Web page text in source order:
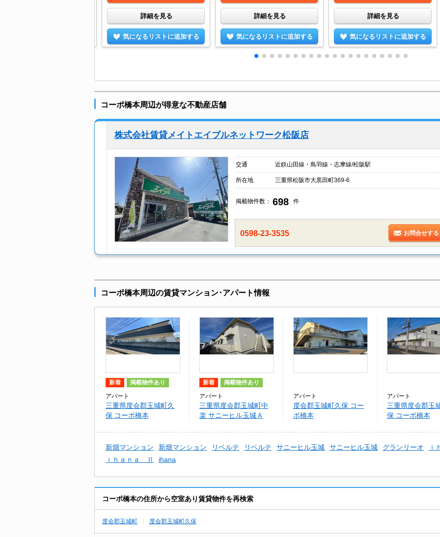
詳細を見る
気になるリストに追加する
詳細を見る
気になるリストに追加する
詳細を見る
気になるリストに追加する
コーポ橋本周辺が得意な不動産店舗
株式会社賃貸メイトエイブルネットワーク松阪店
交通 近鉄山田線・鳥羽線・志摩線/松阪駅
所在地 三重県松阪市大黒田町369-6
掲載物件数： 698 件
0598-23-3535 お問合せす
コーポ橋本周辺の賃貸マンション･アパート情報
新着 掲載物件あり
アパート
三重県度会郡玉城町久
保 コーポ橋本
新着 掲載物件あり
アパート
三重県度会郡玉城町中
楽 サニーヒル玉城Ａ
アパート
度会郡玉城町久保 コー
ポ橋本
アパート
三重県度会郡玉
保 コーポ橋本
新畑マンション 新畑マンション リベルテ リベルテ サニーヒル玉城 サニーヒル玉城 グランリーオ
ｉｈａｎａ Ⅱ
ihana
コーポ橋本の住所から空室あり賃貸物件を再検索
度会郡玉城町 度会郡玉城町久保